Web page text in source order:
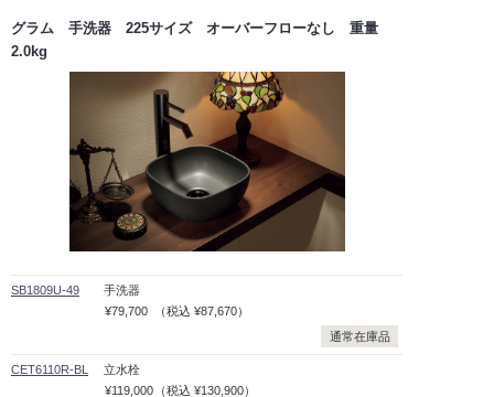
グラム 手洗器 225サイズ オーバーフローなし 重量
2.0kg
SB1809U-49
手洗器
¥79,700
（税込 ¥87,670）
通常在庫品
CET6110R-BL
立水栓
¥119,000 （税込 ¥130,900）